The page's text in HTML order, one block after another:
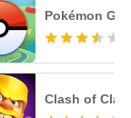
Pokémon GO
Clash of